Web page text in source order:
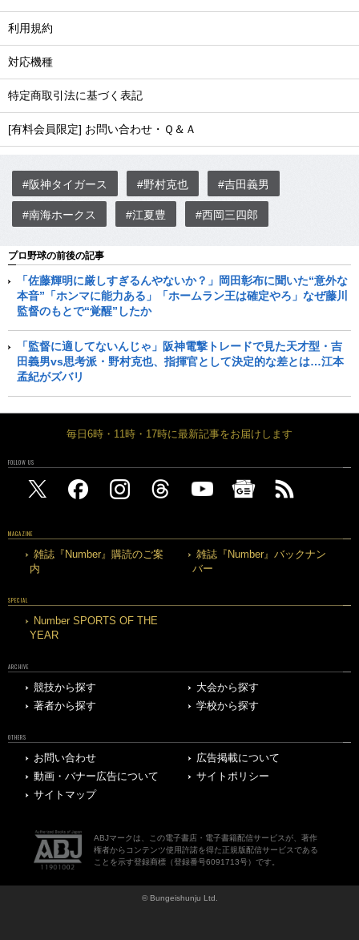
利用規約
対応機種
特定商取引法に基づく表記
[有料会員限定] お問い合わせ・Ｑ＆Ａ
#阪神タイガース #野村克也 #吉田義男
#南海ホークス #江夏豊 #西岡三四郎
プロ野球の前後の記事
「佐藤輝明に厳しすぎるんやないか？」岡田彰布に聞いた“意外な
本音”「ホンマに能力ある」「ホームラン王は確定やろ」なぜ藤川
監督のもとで“覚醒”したか
「監督に適してないんじゃ」阪神電撃トレードで見た天才型・吉
田義男vs思考派・野村克也、指揮官として決定的な差とは…江本
孟紀がズバリ
毎日6時・11時・17時に最新記事をお届けします
FOLLOW US
MAGAZINE
雑誌『Number』購読のご案
内
雑誌『Number』バックナン
バー
SPECIAL
Number SPORTS OF THE
YEAR
ARCHIVE
競技から探す
大会から探す
著者から探す
学校から探す
OTHERS
お問い合わせ
広告掲載について
動画・バナー広告について
サイトポリシー
サイトマップ
ABJマークは、この電子書店・電子書籍配信サービスが、著作
権者からコンテンツ使用許諾を得た正規版配信サービスである
ことを示す登録商標（登録番号6091713号）です。
© Bungeishunju Ltd.